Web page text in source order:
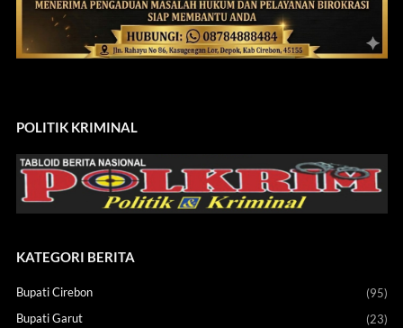
POLITIK KRIMINAL
KATEGORI BERITA
Bupati Cirebon
(95)
Bupati Garut
(23)